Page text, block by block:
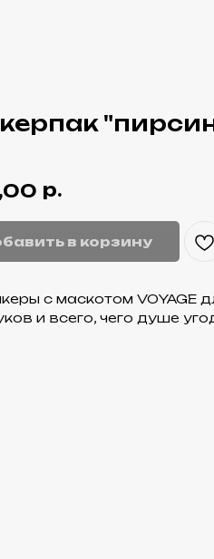
р.
в корзину
с маскотом VOYAGE
и всего, чего душе